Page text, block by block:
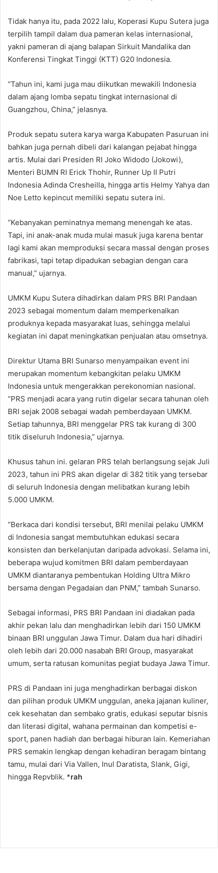
Tidak hanya itu, pada 2022 lalu, Koperasi Kupu Sutera juga
terpilih tampil dalam dua pameran kelas internasional,
yakni pameran di ajang balapan Sirkuit Mandalika dan
Konferensi Tingkat Tinggi (KTT) G20 Indonesia.
“Tahun ini, kami juga mau diikutkan mewakili Indonesia
dalam ajang lomba sepatu tingkat internasional di
Guangzhou, China,” jelasnya.
Produk sepatu sutera karya warga Kabupaten Pasuruan ini
bahkan juga pernah dibeli dari kalangan pejabat hingga
artis. Mulai dari Presiden RI Joko Widodo (Jokowi),
Menteri BUMN RI Erick Thohir, Runner Up II Putri
Indonesia Adinda Cresheilla, hingga artis Helmy Yahya dan
Noe Letto kepincut memiliki sepatu sutera ini.
“Kebanyakan peminatnya memang menengah ke atas.
Tapi, ini anak-anak muda mulai masuk juga karena bentar
lagi kami akan memproduksi secara massal dengan proses
fabrikasi, tapi tetap dipadukan sebagian dengan cara
manual,” ujarnya.
UMKM Kupu Sutera dihadirkan dalam PRS BRI Pandaan
2023 sebagai momentum dalam memperkenalkan
produknya kepada masyarakat luas, sehingga melalui
kegiatan ini dapat meningkatkan penjualan atau omsetnya.
Direktur Utama BRI Sunarso menyampaikan event ini
merupakan momentum kebangkitan pelaku UMKM
Indonesia untuk mengerakkan perekonomian nasional.
“PRS menjadi acara yang rutin digelar secara tahunan oleh
BRI sejak 2008 sebagai wadah pemberdayaan UMKM.
Setiap tahunnya, BRI menggelar PRS tak kurang di 300
titik diseluruh Indonesia,” ujarnya.
Khusus tahun ini. gelaran PRS telah berlangsung sejak Juli
2023, tahun ini PRS akan digelar di 382 titik yang tersebar
di seluruh Indonesia dengan melibatkan kurang lebih
5.000 UMKM.
“Berkaca dari kondisi tersebut, BRI menilai pelaku UMKM
di Indonesia sangat membutuhkan edukasi secara
konsisten dan berkelanjutan daripada advokasi. Selama ini,
beberapa wujud komitmen BRI dalam pemberdayaan
UMKM diantaranya pembentukan Holding Ultra Mikro
bersama dengan Pegadaian dan PNM,” tambah Sunarso.
Sebagai informasi, PRS BRI Pandaan ini diadakan pada
akhir pekan lalu dan menghadirkan lebih dari 150 UMKM
binaan BRI unggulan Jawa Timur. Dalam dua hari dihadiri
oleh lebih dari 20.000 nasabah BRI Group, masyarakat
umum, serta ratusan komunitas pegiat budaya Jawa Timur.
PRS di Pandaan ini juga menghadirkan berbagai diskon
dan pilihan produk UMKM unggulan, aneka jajanan kuliner,
cek kesehatan dan sembako gratis, edukasi seputar bisnis
dan literasi digital, wahana permainan dan kompetisi e-
sport, panen hadiah dan berbagai hiburan lain. Kemeriahan
PRS semakin lengkap dengan kehadiran beragam bintang
tamu, mulai dari Via Vallen, Inul Daratista, Slank, Gigi,
hingga Repvblik. *rah